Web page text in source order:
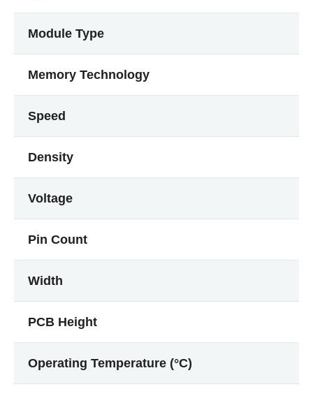
Module Type
Memory Technology
Speed
Density
Voltage
Pin Count
Width
PCB Height
Operating Temperature (°C)